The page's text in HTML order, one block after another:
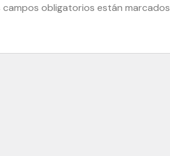
campos obligatorios están marcados